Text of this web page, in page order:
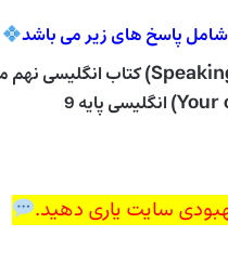
شامل پاسخ های زیر می باشد
کتاب انگلیسی نهم
Your انگلیسی پایه 9
سایت یاری دهید.